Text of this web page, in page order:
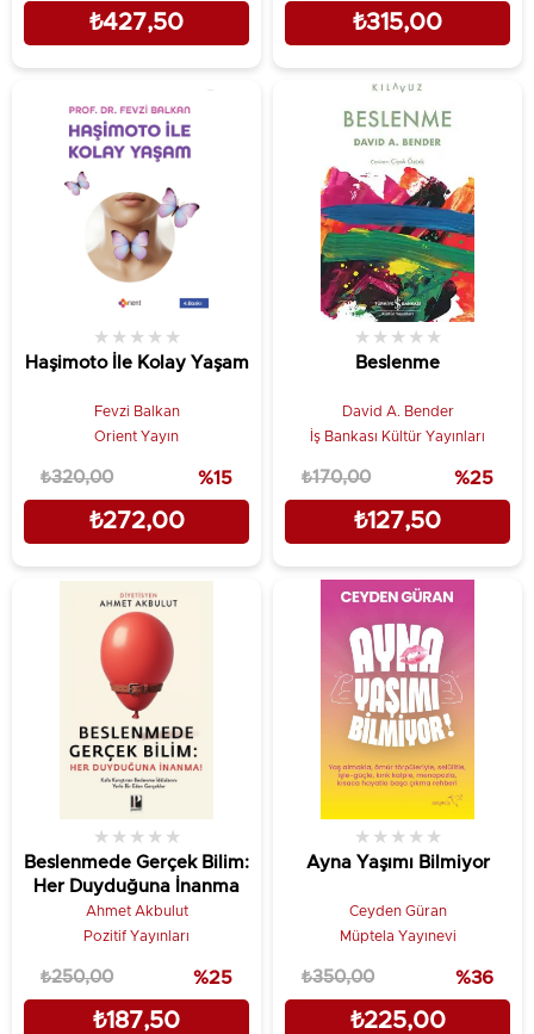
₺427,50 ₺315,00
Haşimoto İle Kolay Yaşam
★ ★ ★ ★ ★
Fevzi Balkan
Orient Yayın
₺272,00
₺320,00 %15
Beslenme
★ ★ ★ ★ ★
David A. Bender
İş Bankası Kültür Yayınları
₺127,50
₺170,00 %25
Beslenmede Gerçek Bilim:
Her Duyduğuna İnanma
★ ★ ★ ★ ★
Ahmet Akbulut
Pozitif Yayınları
₺187,50
₺250,00 %25
Ayna Yaşımı Bilmiyor
★ ★ ★ ★ ★
Ceyden Güran
Müptela Yayınevi
₺225,00
₺350,00 %36